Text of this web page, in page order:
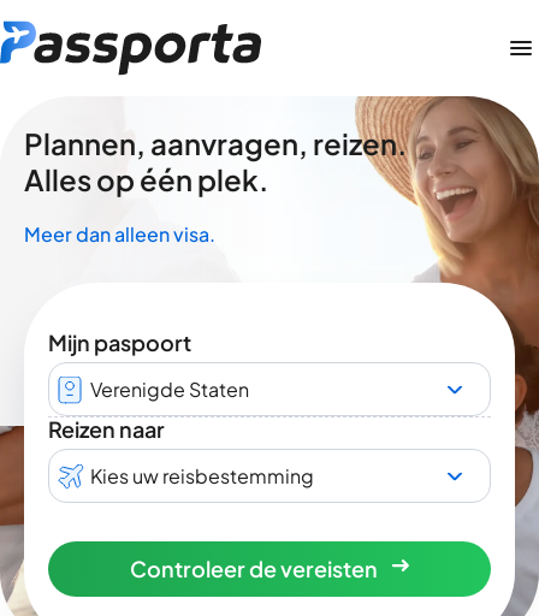
Plannen, aanvragen, reizen.
Alles op één plek.
Meer dan alleen visa.
Mijn paspoort
Verenigde Staten
Reizen naar
Kies uw reisbestemming
Controleer de vereisten